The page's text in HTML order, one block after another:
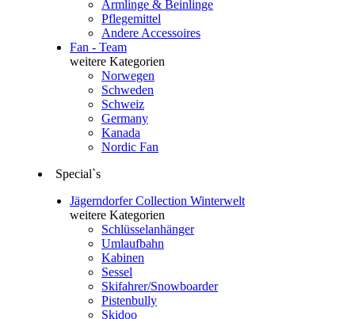
Ärmlinge & Beinlinge
Pflegemittel
Andere Accessoires
Fan - Team
weitere Kategorien
Norwegen
Schweden
Schweiz
Germany
Kanada
Nordic Fan
Special`s
Jägerndorfer Collection Winterwelt
weitere Kategorien
Schlüsselanhänger
Umlaufbahn
Kabinen
Sessel
Skifahrer/Snowboarder
Pistenbully
Skidoo